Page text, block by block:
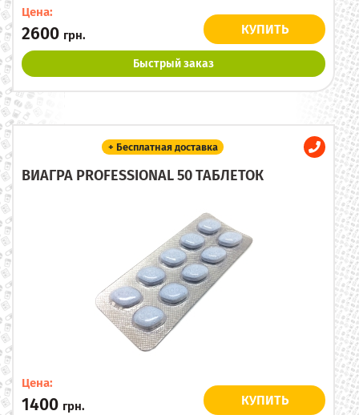
Цена:
2600 грн. КУПИТЬ
Быстрый заказ
+ Бесплатная доставка
ВИАГРА PROFESSIONAL 50 ТАБЛЕТОК
Цена:
1400 грн. КУПИТЬ